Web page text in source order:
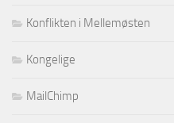
Konflikten i Mellemøsten
Kongelige
MailChimp